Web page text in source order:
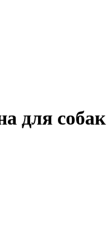
для собак